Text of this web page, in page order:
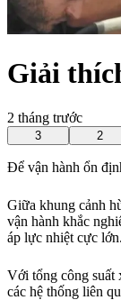
Giải
2 tháng trước
3 2
Để vận hành ổn
Giữa khung cảnh
vận hành khắc
áp lực nhiệt cực lớn.
Với tổng công suất
các hệ thống liên